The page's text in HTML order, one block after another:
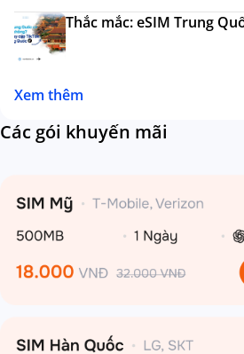
Thắc mắc: eSIM Trung
Xem thêm
Các gói khuyến mãi